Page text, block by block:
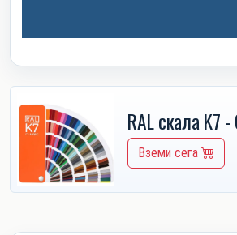
RAL скала K7
Вземи сега